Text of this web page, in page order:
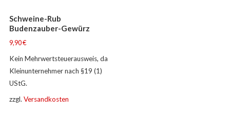
Schweine-Rub
Budenzauber-Gewürz
9,90€
Kein Mehrwertsteuerausweis, da
Kleinunternehmer nach §19 (1)
UStG.
zzgl.Versandkosten